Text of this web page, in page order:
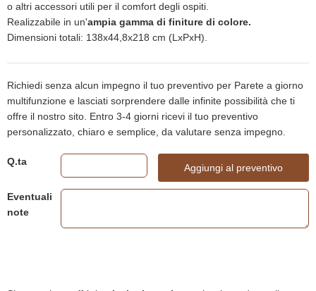
o altri accessori utili per il comfort degli ospiti.
Realizzabile in un'ampia gamma di finiture di colore.
Dimensioni totali: 138x44,8x218 cm (LxPxH).
Richiedi senza alcun impegno il tuo preventivo per Parete a giorno
multifunzione e lasciati sorprendere dalle infinite possibilità che ti
offre il nostro sito. Entro 3-4 giorni ricevi il tuo preventivo
personalizzato, chiaro e semplice, da valutare senza impegno.
Q.ta
Aggiungi al preventivo
Eventuali
note